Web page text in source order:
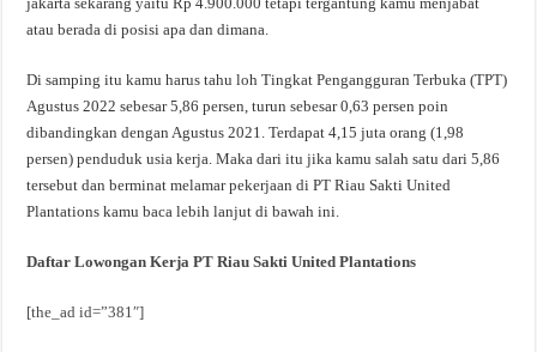
atau berada di posisi apa dan dimana.
Di samping itu kamu harus tahu loh Tingkat Pengangguran Terbuka (TPT)
Agustus 2022 sebesar 5,86 persen, turun sebesar 0,63 persen poin
dibandingkan dengan Agustus 2021. Terdapat 4,15 juta orang (1,98
persen) penduduk usia kerja. Maka dari itu jika kamu salah satu dari 5,86
tersebut dan berminat melamar pekerjaan di PT Riau Sakti United
Plantations kamu baca lebih lanjut di bawah ini.
Daftar Lowongan Kerja PT Riau Sakti United Plantations
[the_ad id=”381″]